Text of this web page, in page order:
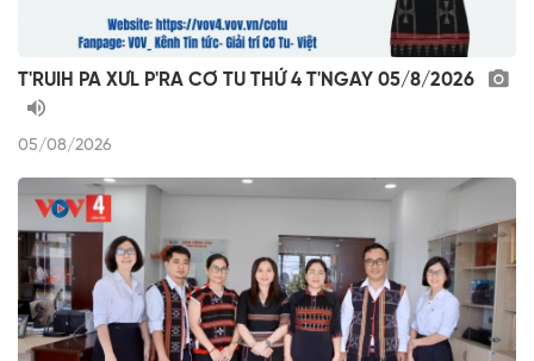
T'RUIH PA XƯL P'RA CƠ TU THỨ 4 T'NGAY 05/8/2026
05/08/2026